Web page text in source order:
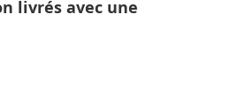
livrés avec une